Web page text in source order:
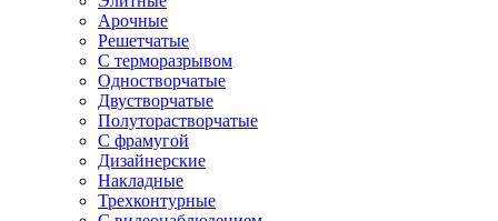
Арочные
Решетчатые
С терморазрывом
Одностворчатые
Двустворчатые
Полуторастворчатые
С фрамугой
Дизайнерские
Накладные
Трехконтурные